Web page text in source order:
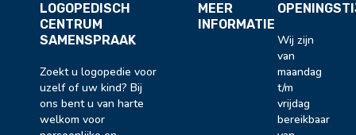
LOGOPEDISCH
CENTRUM
SAMENSPRAAK
Zoekt u logopedie voor
uzelf of uw kind? Bij
ons bent u van harte
welkom voor
MEER
INFORMATIE
Wij zijn
van
maandag
t/m
vrijdag
bereikbaar